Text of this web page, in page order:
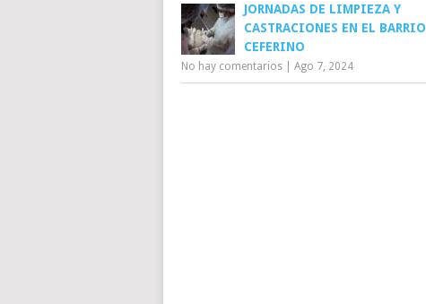
JORNADAS DE LIMPIEZA Y
CASTRACIONES EN EL BARRIO
CEFERINO
No hay comentarios Ago 7, 2024